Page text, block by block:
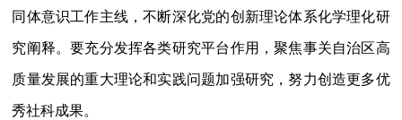
同体意识工作主线，不断深化党的创新理论体系化学理化研
究阐释。要充分发挥各类研究平台作用，聚焦事关自治区高
质量发展的重大理论和实践问题加强研究，努力创造更多优
秀社科成果。